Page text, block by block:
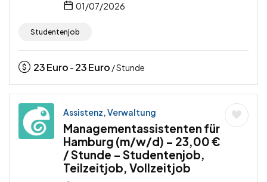
01/07/2026
Studentenjob
23Euro - 23Euro / Stunde
Assistenz, Verwaltung
Managementassistenten für
Hamburg (m/w/d) – 23,00 €
/ Stunde – Studentenjob,
Teilzeitjob, Vollzeitjob